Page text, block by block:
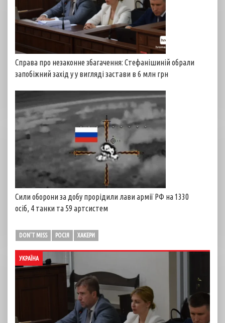
Справа про незаконне збагачення: Стефанішиній обрали
запобіжний захід у у вигляді застави в 6 млн грн
Сили оборони за добу прорідили лави армії РФ на 1330
осіб, 4 танки та 59 артсистем
DON'T MISS РОСІЯ ХАКЕРИ
УКРАЇНА